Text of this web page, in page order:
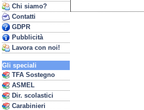
Chi siamo?
Contatti
GDPR
Pubblicità
Lavora con noi!
Gli speciali
TFA Sostegno
ASMEL
Dir. scolastici
Carabinieri